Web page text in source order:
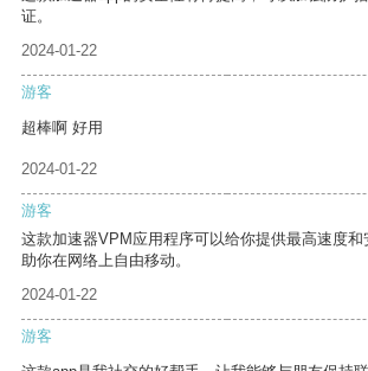
证。
2024-01-22
游客
超棒啊 好用
2024-01-22
游客
这款加速器VPM应用程序可以给你提供最高速度
助你在网络上自由移动。
2024-01-22
游客